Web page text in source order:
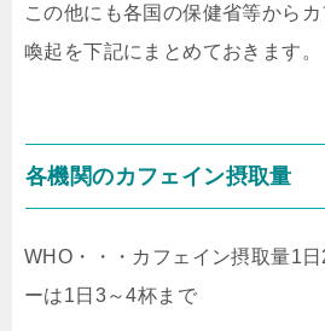
この他にも各国の保健省等から
喚起を下記にまとめておきます。
各機関のカフェイン摂取量
WHO・・・カフェイン摂取量1
ーは1日3～4杯まで